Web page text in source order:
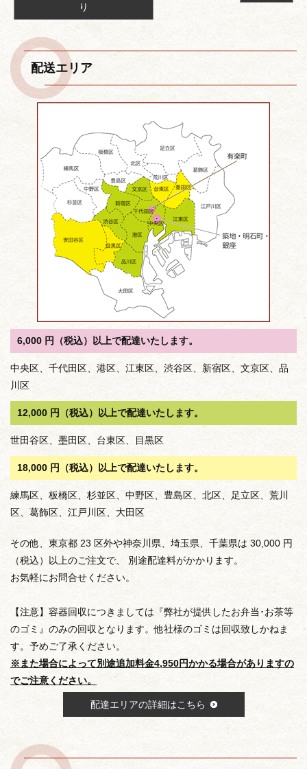
ナ
ビ
ゲ
ー
シ
り
配送エリア
6,000 円（税込）以上で配達いたします。
中央区、千代田区、港区、江東区、渋谷区、新宿区、文京区、品
川区
12,000 円（税込）以上で配達いたします。
世田谷区、墨田区、台東区、目黒区
18,000 円（税込）以上で配達いたします。
練馬区、板橋区、杉並区、中野区、豊島区、北区、足立区、荒川
区、葛飾区、江戸川区、大田区
その他、東京都 23 区外や神奈川県、埼玉県、千葉県は 30,000 円
（税込）以上のご注文で、 別途配達料がかかります。
お気軽にお問合せください。
【注意】容器回収につきましては『弊社が提供したお弁当･お茶等
のゴミ』のみの回収となります。他社様のゴミは回収致しかねま
す。予めご了承ください。
※また場合によって別途追加料金4,950円かかる場合がありますの
でご注意ください。
配達エリアの詳細はこちら